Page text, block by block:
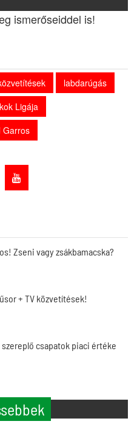
ismerőseiddel is!
labdarúgás
Ligája
Garros
Zseni vagy zsákbamacska?
+ TV közvetítések!
csapatok piaci értéke